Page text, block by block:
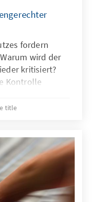
fordern
wird der
kritisiert?
Kontrolle
title